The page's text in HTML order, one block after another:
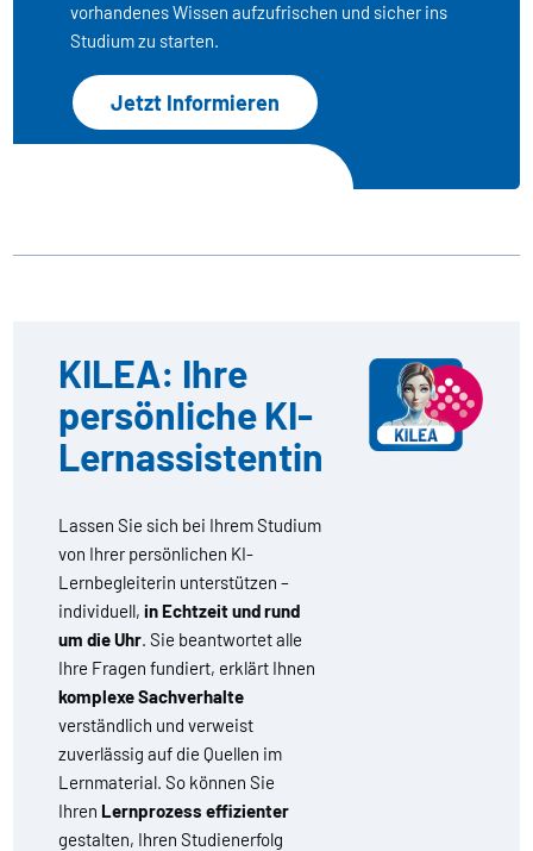
vorhandenes Wissen aufzufrischen und sicher ins
Studium zu starten.
Jetzt Informieren
KILEA: Ihre
persönliche KI-
Lernassistentin
Lassen Sie sich bei Ihrem Studium
von Ihrer persönlichen KI-
Lernbegleiterin unterstützen –
individuell, in Echtzeit und rund
um die Uhr. Sie beantwortet alle
Ihre Fragen fundiert, erklärt Ihnen
komplexe Sachverhalte
verständlich und verweist
zuverlässig auf die Quellen im
Lernmaterial. So können Sie
Ihren Lernprozess effizienter
gestalten, Ihren Studienerfolg